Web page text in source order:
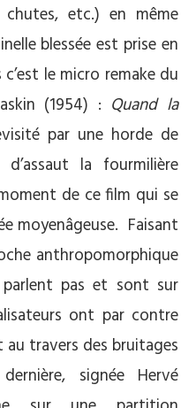
etc.) en même
blessée est prise en
le micro remake du
(1954) : Quand la
par une horde de
la fourmilière
de ce film qui se
moyenâgeuse. Faisant
anthropomorphique
pas et sont sur
ont par contre
travers des bruitages
signée Hervé